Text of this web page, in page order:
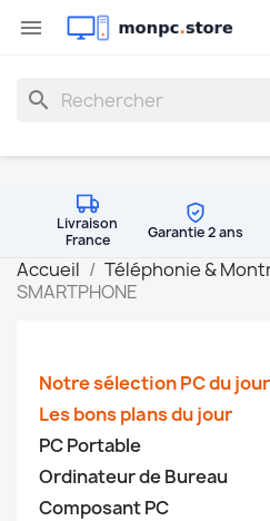

search
Livraison
France
Garantie 2 ans
Accueil
Téléphonie &
SMARTPHONE
Notre sélection PC du jour
Les bons plans du jour
PC Portable
Ordinateur de Bureau
Composant PC